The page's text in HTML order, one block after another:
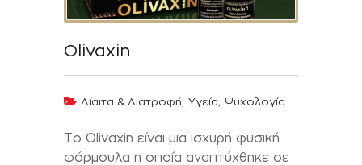
Olivaxin
Δίαιτα & Διατροφή, Υγεία, Ψυχολογία
Το Olivaxin είναι μια ισχυρή φυσική
φόρμουλα η οποία αναπτύχθηκε σε